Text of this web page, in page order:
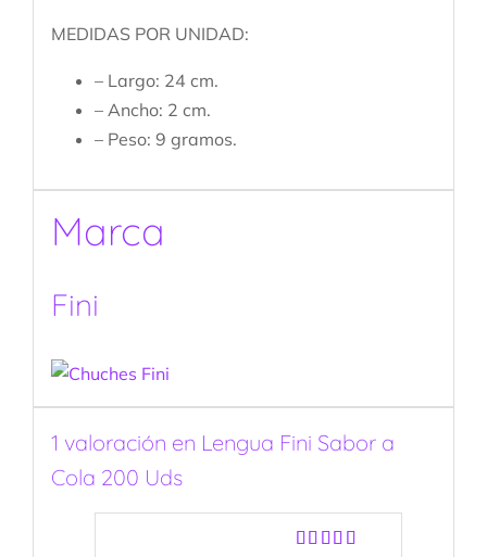
MEDIDAS POR UNIDAD:
– Largo: 24 cm.
– Ancho: 2 cm.
– Peso: 9 gramos.
Marca
Fini
1 valoración en Lengua Fini Sabor a
Cola 200 Uds